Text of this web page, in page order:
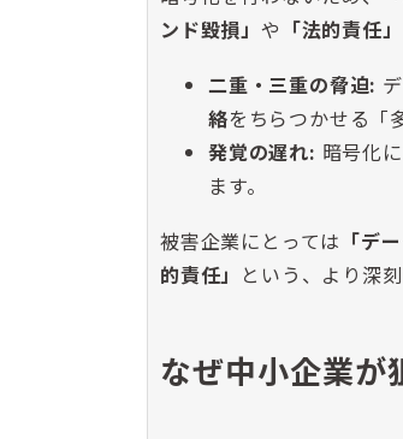
ンド毀損」 や 「法的責任」
二重・三重の脅迫:
絡をちらつかせる「
発覚の遅れ: 暗号化
ます。
被害企業にとっては 「デ
的責任」 という、より深
なぜ中小企業が